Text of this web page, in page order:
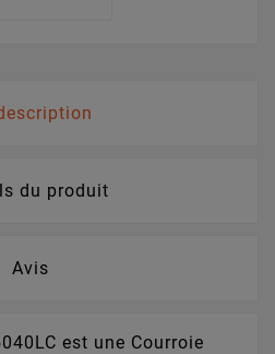
du produit
Avis
est une Courroie